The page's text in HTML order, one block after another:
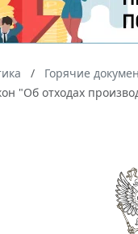
Горячие
"Об отходах